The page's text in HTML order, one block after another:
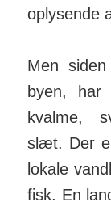
op­lys­ende
Men
byen, har
kvalme,
slæt. Der
lokale
fisk. En